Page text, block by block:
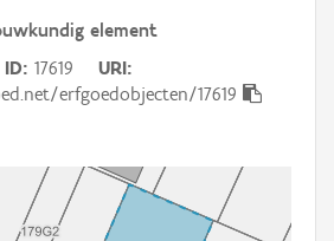
element
ID 17619
URI
erfgoedobjecten/17619